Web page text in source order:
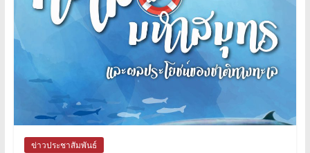
ข่าวประชาสัมพันธ์